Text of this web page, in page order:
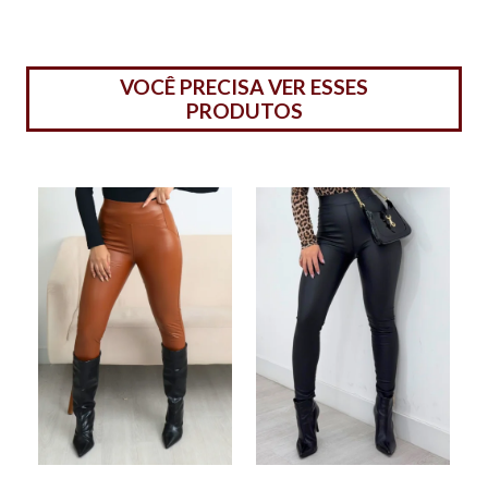
VOCÊ PRECISA VER ESSES
PRODUTOS